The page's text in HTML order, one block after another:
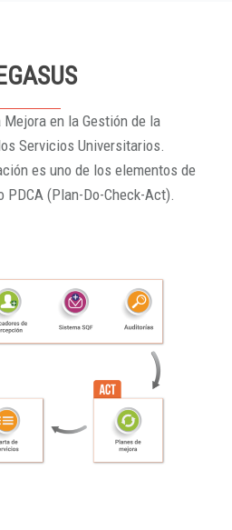
Mejora en la Gestión de la
Servicios Universitarios.
es uno de los elementos de
PDCA (Plan-Do-Check-Act).